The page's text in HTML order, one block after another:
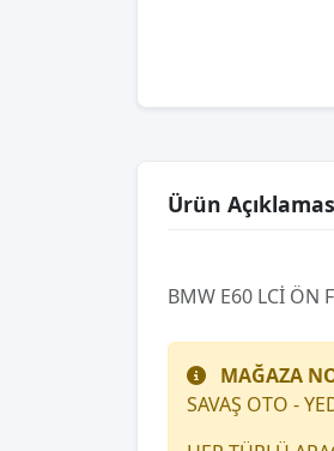
Ürün
BMW E60 LCİ ÖN
MAĞAZA
SAVAŞ OTO -